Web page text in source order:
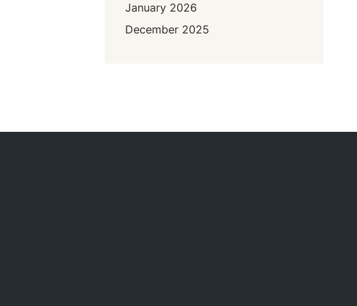
January 2026
December 2025